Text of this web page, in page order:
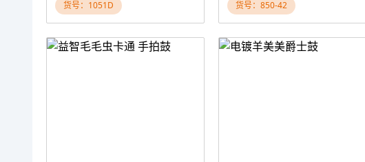
货号：1051D 货号：850-42